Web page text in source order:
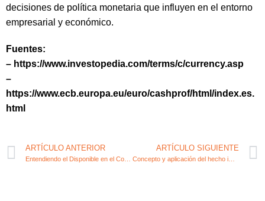
decisiones de política monetaria que influyen en el entorno
empresarial y económico.
Fuentes:
– https://www.investopedia.com/terms/c/currency.asp
–
https://www.ecb.europa.eu/euro/cashprof/html/index.es.
html
ARTÍCULO ANTERIOR ARTÍCULO SIGUIENTE
Concepto y aplicación del hecho imponible del IVA en contabilidad